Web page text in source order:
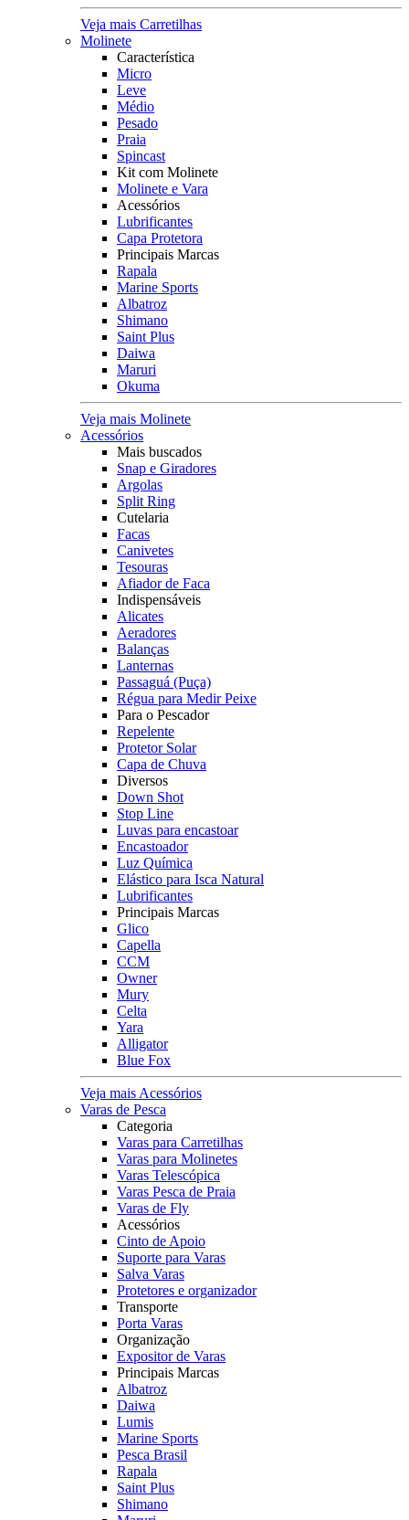
Veja mais Carretilhas
Molinete
Característica
Micro
Leve
Médio
Pesado
Praia
Spincast
Kit com Molinete
Molinete e Vara
Acessórios
Lubrificantes
Capa Protetora
Principais Marcas
Rapala
Marine Sports
Albatroz
Shimano
Saint Plus
Daiwa
Maruri
Okuma
Veja mais Molinete
Acessórios
Mais buscados
Snap e Giradores
Argolas
Split Ring
Cutelaria
Facas
Canivetes
Tesouras
Afiador de Faca
Indispensáveis
Alicates
Aeradores
Balanças
Lanternas
Passaguá (Puça)
Régua para Medir Peixe
Para o Pescador
Repelente
Protetor Solar
Capa de Chuva
Diversos
Down Shot
Stop Line
Luvas para encastoar
Encastoador
Luz Química
Elástico para Isca Natural
Lubrificantes
Principais Marcas
Glico
Capella
CCM
Owner
Mury
Celta
Yara
Alligator
Blue Fox
Veja mais Acessórios
Varas de Pesca
Categoria
Varas para Carretilhas
Varas para Molinetes
Varas Telescópica
Varas Pesca de Praia
Varas de Fly
Acessórios
Cinto de Apoio
Suporte para Varas
Salva Varas
Protetores e organizador
Transporte
Porta Varas
Organização
Expositor de Varas
Principais Marcas
Albatroz
Daiwa
Lumis
Marine Sports
Pesca Brasil
Rapala
Saint Plus
Shimano